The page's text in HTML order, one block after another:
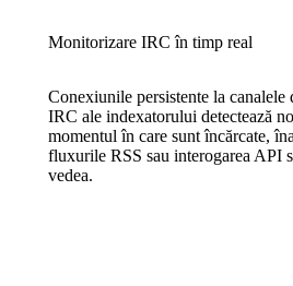
Monitorizare IRC în timp real
Conexiunile persistente la canalele
IRC ale indexatorului detectează
momentul în care sunt încărcate,
fluxurile RSS sau interogarea API
vedea.